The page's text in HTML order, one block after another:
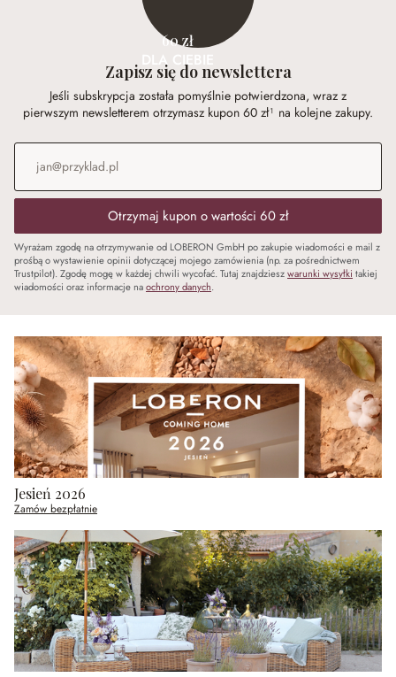
60 zł
DLA CIEBIE
Zapisz się do newslettera
Jeśli subskrypcja została pomyślnie potwierdzona, wraz z
pierwszym newsletterem otrzymasz kupon 60 zł¹ na kolejne zakupy.
Adres e-mail
Otrzymaj kupon o wartości 60 zł
Wyrażam zgodę na otrzymywanie od LOBERON GmbH po zakupie wiadomości e mail z
prośbą o wystawienie opinii dotyczącej mojego zamówienia (np. za pośrednictwem
Trustpilot). Zgodę mogę w każdej chwili wycofać. Tutaj znajdzieszwarunki wysyłki takiej
wiadomości oraz informacje naochrony danych.
Jesień 2026
Zamów bezpłatnie